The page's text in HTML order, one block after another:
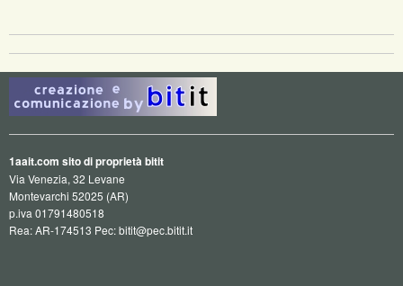
1aait.com sito di proprietà bitit
Via Venezia, 32 Levane
Montevarchi 52025 (AR)
p.iva 01791480518
Rea: AR-174513 Pec: bitit@pec.bitit.it